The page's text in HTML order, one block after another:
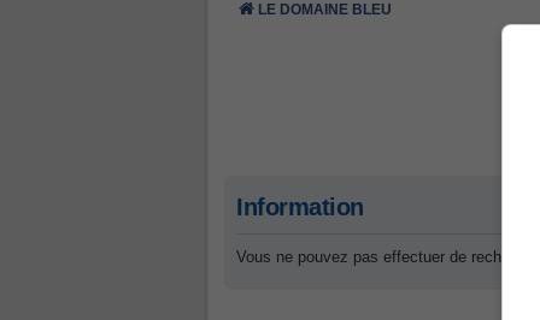
LE DOMAINE BLEU
Information
Vous ne pouvez pas effectuer de